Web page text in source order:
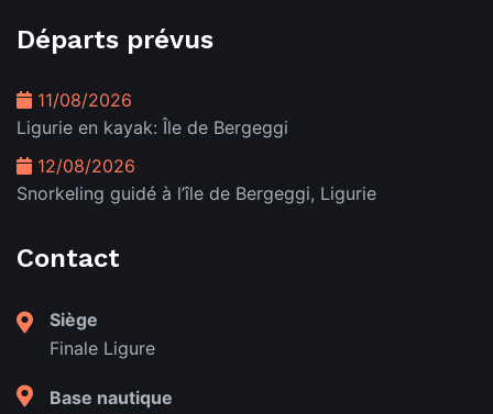
Départs prévus
11/08/2026
Ligurie en kayak: Île de Bergeggi
12/08/2026
Snorkeling guidé à l’île de Bergeggi, Ligurie
Contact
Siège
Finale Ligure
Base nautique